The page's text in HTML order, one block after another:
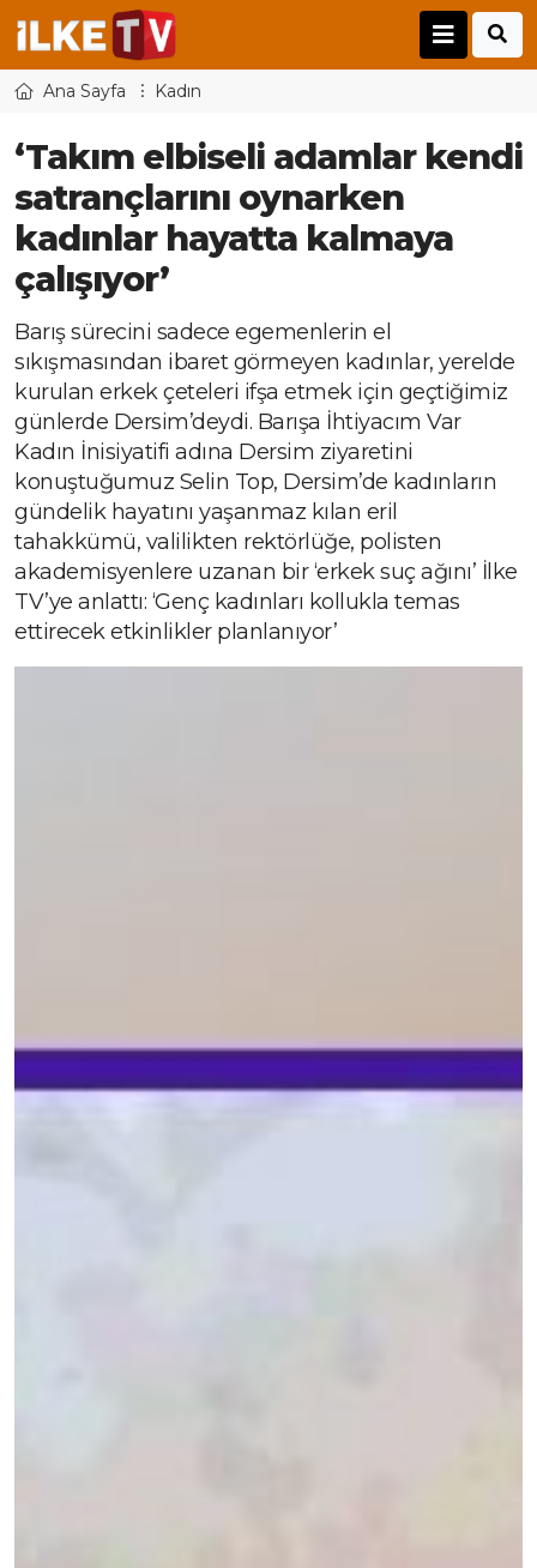
Ana Sayfa Kadın
‘Takım elbiseli adamlar kendi
satrançlarını oynarken
kadınlar hayatta kalmaya
çalışıyor’
Barış sürecini sadece egemenlerin el
sıkışmasından ibaret görmeyen kadınlar, yerelde
kurulan erkek çeteleri ifşa etmek için geçtiğimiz
günlerde Dersim’deydi. Barışa İhtiyacım Var
Kadın İnisiyatifi adına Dersim ziyaretini
konuştuğumuz Selin Top, Dersim’de kadınların
gündelik hayatını yaşanmaz kılan eril
tahakkümü, valilikten rektörlüğe, polisten
akademisyenlere uzanan bir ‘erkek suç ağını’ İlke
TV’ye anlattı: ‘Genç kadınları kollukla temas
ettirecek etkinlikler planlanıyor’